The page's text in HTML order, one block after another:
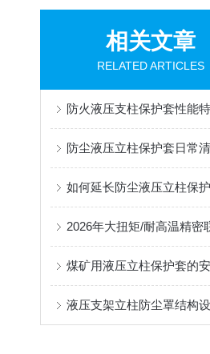
相关文章
RELATED ARTICLES